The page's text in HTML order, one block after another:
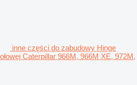
inne części do zabudowy Hinge
Caterpillar 966M, 966M XE, 972M,